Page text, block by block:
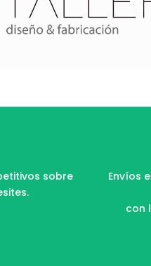
sobre
Envíos
con